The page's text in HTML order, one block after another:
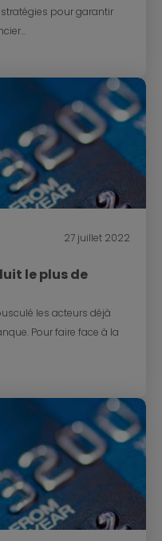
pour garantir
27 juillet 2022
le plus de
les acteurs déjà
Pour faire face à la